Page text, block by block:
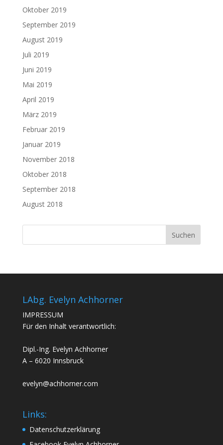
Oktober 2019
September 2019
August 2019
Juli 2019
Juni 2019
Mai 2019
April 2019
März 2019
Februar 2019
Januar 2019
November 2018
Oktober 2018
September 2018
August 2018
LAbg. Evelyn Achhorner
IMPRESSUM
Für den Inhalt verantwortlich:
Dipl.-Ing. Evelyn Achhorner
A – 6020 Innsbruck
evelyn@achhorner.com
Links:
Datenschutzerklärung